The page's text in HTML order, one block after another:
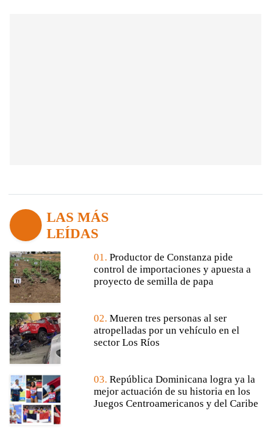
LAS MÁS
LEÍDAS
01. Productor de Constanza pide
control de importaciones y apuesta a
proyecto de semilla de papa
02. Mueren tres personas al ser
atropelladas por un vehículo en el
sector Los Ríos
03. República Dominicana logra ya la
mejor actuación de su historia en los
Juegos Centroamericanos y del Caribe